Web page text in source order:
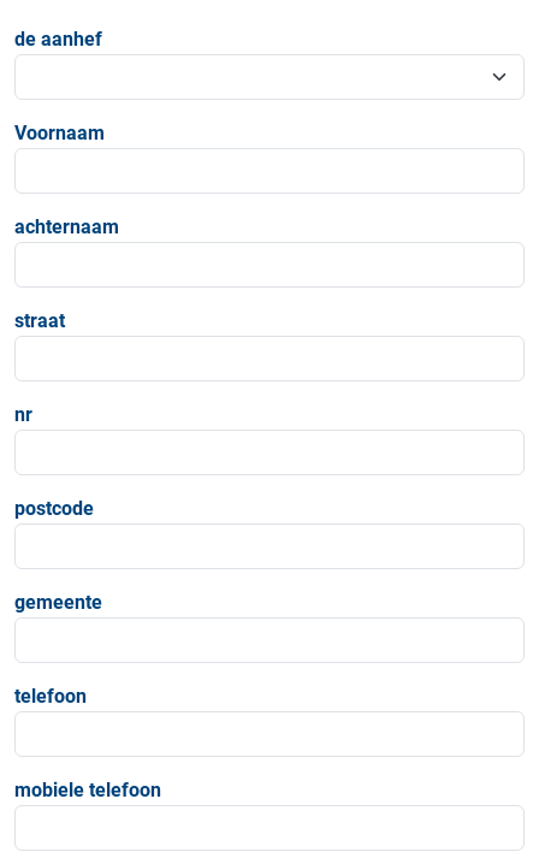
de aanhef
Voornaam
achternaam
straat
nr
postcode
gemeente
telefoon
mobiele telefoon